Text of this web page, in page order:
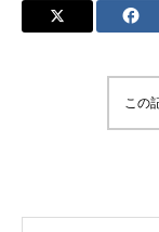
この